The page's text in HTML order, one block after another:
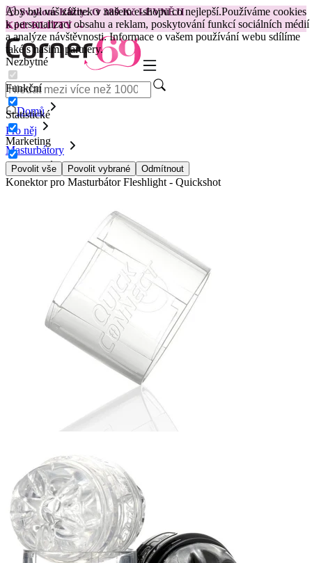
Aby byl váš zážitek v našem e-shopu co nejlepší.Používáme cookies
k personalizaci obsahu a reklam, poskytování funkcí sociálních médií
a analýze návštěvnosti. Informace o vašem používání webu sdílíme
také s našimi partnery.
Nezbytné
Funkční
Statistické
Marketing
Povolit vše Povolit vybrané Odmítnout
😽Svakom Klitty: O 380 Kč LEVNĚJI
Kód: KLITTY →
Domů
Pro něj
Masturbátory
Doplňky
Konektor pro Masturbátor Fleshlight - Quickshot